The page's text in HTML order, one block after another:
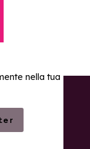
page
nella tua